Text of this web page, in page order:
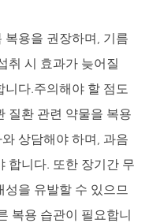
복용을 권장하며, 기름
취 시 효과가 늦어질
니다.주의해야 할 점도
질환 관련 약물을 복용
상담해야 하며, 과음
합니다. 또한 장기간 무
성을 유발할 수 있으므
복용 습관이 필요합니